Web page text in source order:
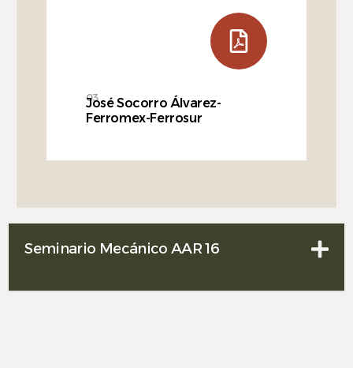
03
José Socorro Álvarez-
Ferromex-Ferrosur
Seminario Mecánico AAR 16